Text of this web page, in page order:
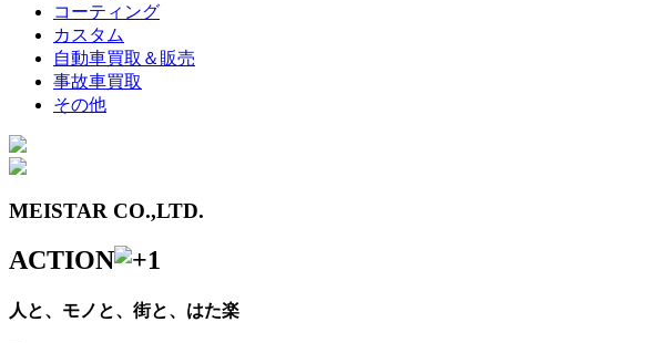
コーティング
カスタム
自動車買取＆販売
事故車買取
その他
MEISTAR CO.,LTD.
ACTION
人と、モノと、街と、はた楽